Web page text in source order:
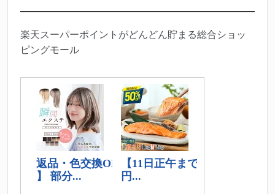
楽天スーパーポイントがどんどん貯まる総合ショッ
ピングモール